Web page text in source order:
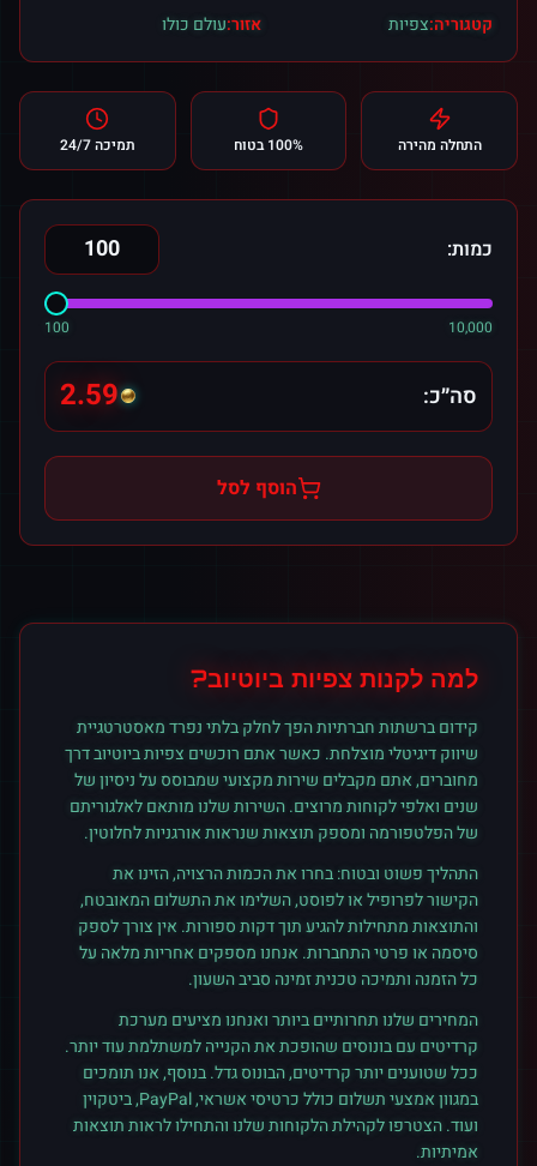
קטגוריה:צפיות אזור:עולם כולו
התחלה מהירה 100% בטוח תמיכה 24/7
כמות:
100 10,000
סה״כ: 2.59
הוסף לסל
למה לקנות צפיות ביוטיוב?
קידום ברשתות חברתיות הפך לחלק בלתי נפרד מאסטרטגיית
שיווק דיגיטלי מוצלחת. כאשר אתם רוכשים צפיותביוטיובדרך
מחוברים, אתם מקבלים שירות מקצועי שמבוסס על ניסיון של
שנים ואלפי לקוחות מרוצים. השירות שלנו מותאם לאלגוריתם
של הפלטפורמה ומספק תוצאות שנראות אורגניות לחלוטין.
התהליך פשוט ובטוח: בחרו את הכמות הרצויה, הזינו את
הקישור לפרופיל או לפוסט, השלימו את התשלום המאובטח,
והתוצאות מתחילות להגיע תוך דקות ספורות. אין צורך לספק
סיסמה או פרטי התחברות. אנחנו מספקים אחריות מלאה על
כל הזמנה ותמיכה טכנית זמינה סביב השעון.
המחירים שלנו תחרותיים ביותר ואנחנו מציעים מערכת
קרדיטים עם בונוסים שהופכת את הקנייה למשתלמת עוד יותר.
ככל שטוענים יותר קרדיטים, הבונוס גדל. בנוסף, אנו תומכים
במגוון אמצעי תשלום כולל כרטיסי אשראי, PayPal, ביטקוין
ועוד. הצטרפו לקהילת הלקוחות שלנו והתחילו לראות תוצאות
אמיתיות.